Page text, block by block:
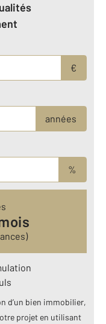
€
années
%
d’un bien immobilier,
projet en utilisant